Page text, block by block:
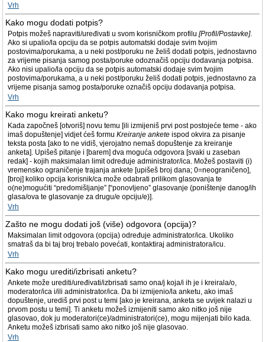
Vrh
Kako mogu dodati potpis?
Potpis možeš napraviti/uređivati u svom korisničkom profilu [Profil/Postavke].
Ako si upalio/la opciju da se potpis automatski dodaje svim tvojim
postovima/porukama, a u neki post/poruku ne želiš dodati potpis, jednostavno
za vrijeme pisanja samog posta/poruke odoznačiš opciju dodavanja potpisa.
Ako nisi upalio/la opciju da se potpis automatski dodaje svim tvojim
postovima/porukama, a u neki post/poruku želiš dodati potpis, jednostavno za
vrijeme pisanja samog posta/poruke označiš opciju dodavanja potpisa.
Vrh
Kako mogu kreirati anketu?
Kada započneš [otvoriš] novu temu [ili izmijeniš prvi post postojeće teme - ako
imaš dopuštenje] vidjet ćeš formu Kreiranje ankete ispod okvira za pisanje
teksta posta [ako to ne vidiš, vjerojatno nemaš dopuštenje za kreiranje
anketa]. Upišeš pitanje i [barem] dva moguća odgovora [svaki u zaseban
redak] - kojih maksimalan limit određuje administrator/ica. Možeš postaviti (i)
vremensko ograničenje trajanja ankete [upišeš broj dana; 0=neograničeno],
[broj] koliko opcija korisnik/ca može odabrati prilikom glasovanja te
o(ne)mogućiti “predomišljanje” [“ponovljeno” glasovanje (poništenje danog/ih
glasa/ova te glasovanje za drugu/e opciju/e)].
Vrh
Zašto ne mogu dodati još (više) odgovora (opcija)?
Maksimalan limit odgovora (opcija) određuje administrator/ica. Ukoliko
smatraš da bi taj broj trebalo povećati, kontaktiraj administratora/icu.
Vrh
Kako mogu urediti/izbrisati anketu?
Ankete može urediti/uređivati/izbrisati samo ona/j koja/i ih je i kreirala/o,
moderator/ica i/ili administrator/ica. Da bi izmijenio/la anketu, ako imaš
dopuštenje, urediš prvi post u temi [ako je kreirana, anketa se uvijek nalazi u
prvom postu u temi]. Ti anketu možeš izmijeniti samo ako nitko još nije
glasovao, dok ju moderatori(ce)/administratori(ce), mogu mijenjati bilo kada.
Anketu možeš izbrisati samo ako nitko još nije glasovao.
Vrh